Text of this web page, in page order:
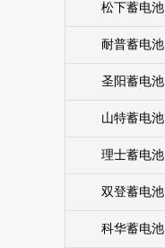
松下蓄电池
耐普蓄电池
圣阳蓄电池
山特蓄电池
理士蓄电池
双登蓄电池
科华蓄电池